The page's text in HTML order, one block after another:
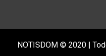
NOTISDOM © 2020 |